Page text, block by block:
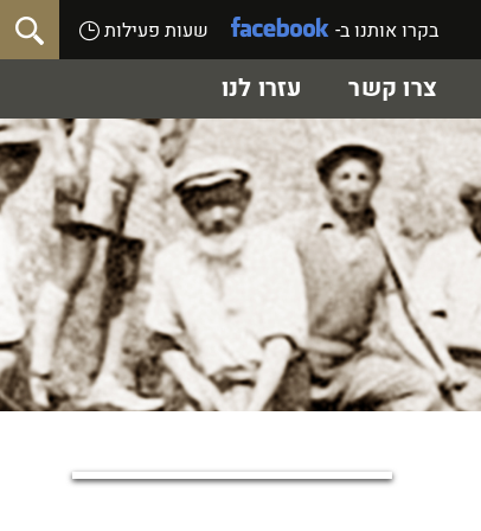
בקרו אותנו ב- שעות פעילות
צרו קשר עזרו לנו